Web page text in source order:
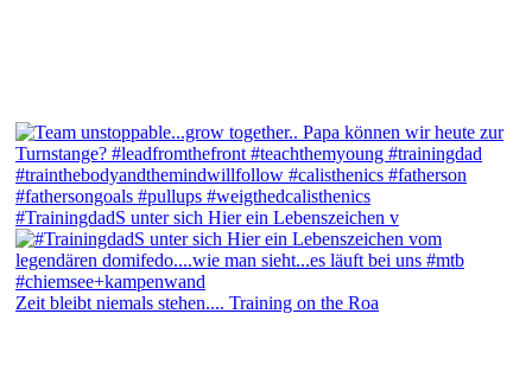
#TrainingdadS unter sich Hier ein Lebenszeichen v
Zeit bleibt niemals stehen.... Training on the Roa